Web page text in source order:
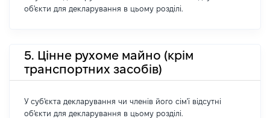
об'єкти для декларування в цьому розділі.
5. Цінне рухоме майно (крім
транспортних засобів)
У суб'єкта декларування чи членів його сім'ї відсутні
об'єкти для декларування в цьому розділі.